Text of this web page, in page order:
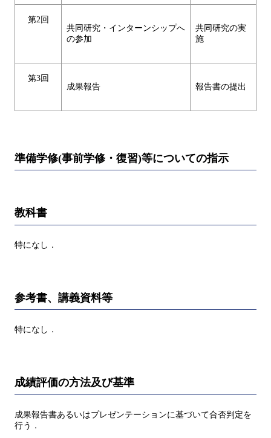
第2回
共同研究・インターンシップへ
の参加
共同研究の実
施
第3回
成果報告
報告書の提出
準備学修(事前学修・復習)等についての指示
教科書
特になし．
参考書、講義資料等
特になし．
成績評価の方法及び基準
成果報告書あるいはプレゼンテーションに基づいて合否判定を
行う．